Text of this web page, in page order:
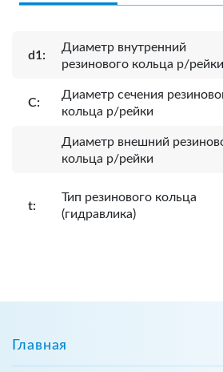
d1:
Диаметр внутренний
резинового кольца р/рейки
C:
Диаметр сечения
кольца р/рейки
Диаметр внешний
кольца р/рейки
t:
Тип резинового кольца
(гидравлика)
Главная